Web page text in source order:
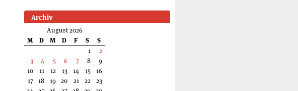
Archiv
August 2026
M
D M D F S
S
1
2
3
4 5 6 7 8
9
10
11 12 13 14 15
16
17 18 19 20 21 22
23